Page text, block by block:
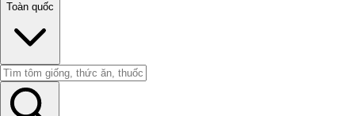
Toàn quốc